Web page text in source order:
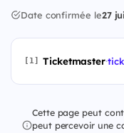
Date confirmée le27
[1] Ticketmaster·
Cette page peut
peut percevoir une